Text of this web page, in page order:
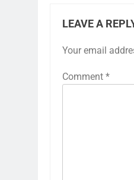
LEAVE A
Your email
Comment *